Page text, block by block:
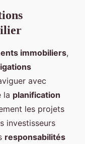
immobiliers,
avec
la planification
les projets
investisseurs
responsabilités